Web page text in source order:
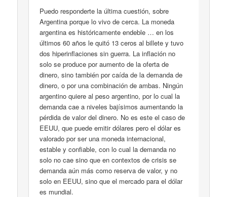
Puedo responderte la última cuestión, sobre
Argentina porque lo vivo de cerca. La moneda
argentina es históricamente endeble … en los
últimos 60 años le quitó 13 ceros al billete y tuvo
dos hiperinflaciones sin guerra. La inflación no
solo se produce por aumento de la oferta de
dinero, sino también por caída de la demanda de
dinero, o por una combinación de ambas. Ningún
argentino quiere al peso argentino, por lo cual la
demanda cae a niveles bajísimos aumentando la
pérdida de valor del dinero. No es este el caso de
EEUU, que puede emitir dólares pero el dólar es
valorado por ser una moneda internacional,
estable y confiable, con lo cual la demanda no
solo no cae sino que en contextos de crisis se
demanda aún más como reserva de valor, y no
solo en EEUU, sino que el mercado para el dólar
es mundial.